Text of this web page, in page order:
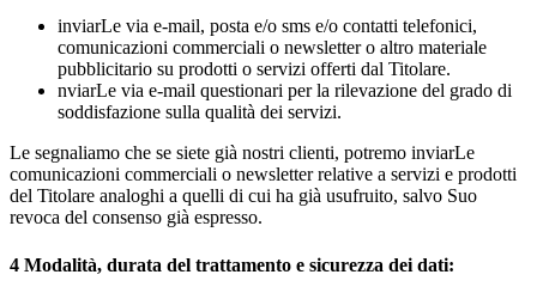
inviarLe via e-mail, posta e/o sms e/o contatti telefonici,
comunicazioni commerciali o newsletter o altro materiale
pubblicitario su prodotti o servizi offerti dal Titolare.
nviarLe via e-mail questionari per la rilevazione del grado di
soddisfazione sulla qualità dei servizi.
Le segnaliamo che se siete già nostri clienti, potremo inviarLe
comunicazioni commerciali o newsletter relative a servizi e prodotti
del Titolare analoghi a quelli di cui ha già usufruito, salvo Suo
revoca del consenso già espresso.
4 Modalità, durata del trattamento e sicurezza dei dati: